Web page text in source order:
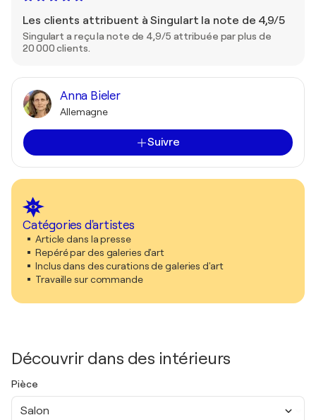
Les clients attribuent à Singulart la note de 4,9/5
Singulart a reçu la note de 4,9/5 attribuée par plus de
20 000 clients.
Anna Bieler
Allemagne
Suivre
Catégories d'artistes
Article dans la presse
Repéré par des galeries d'art
Inclus dans des curations de galeries d'art
Travaille sur commande
Découvrir dans des intérieurs
Pièce
Salon